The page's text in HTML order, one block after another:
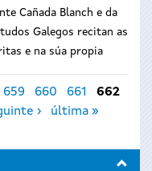
Cañada Blanch e da
Galegos recitan as
e na súa propia
659 660 661
662
› última »